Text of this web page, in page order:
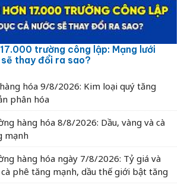
trường công lập: Mạng lưới
thay đổi ra sao?
hóa 9/8/2026: Kim loại quý tăng
phân hóa
hàng hóa 8/8/2026: Dầu, vàng và cà
mạnh
hàng hóa ngày 7/8/2026: Tỷ giá và
phê tăng mạnh, dầu thế giới bật tăng